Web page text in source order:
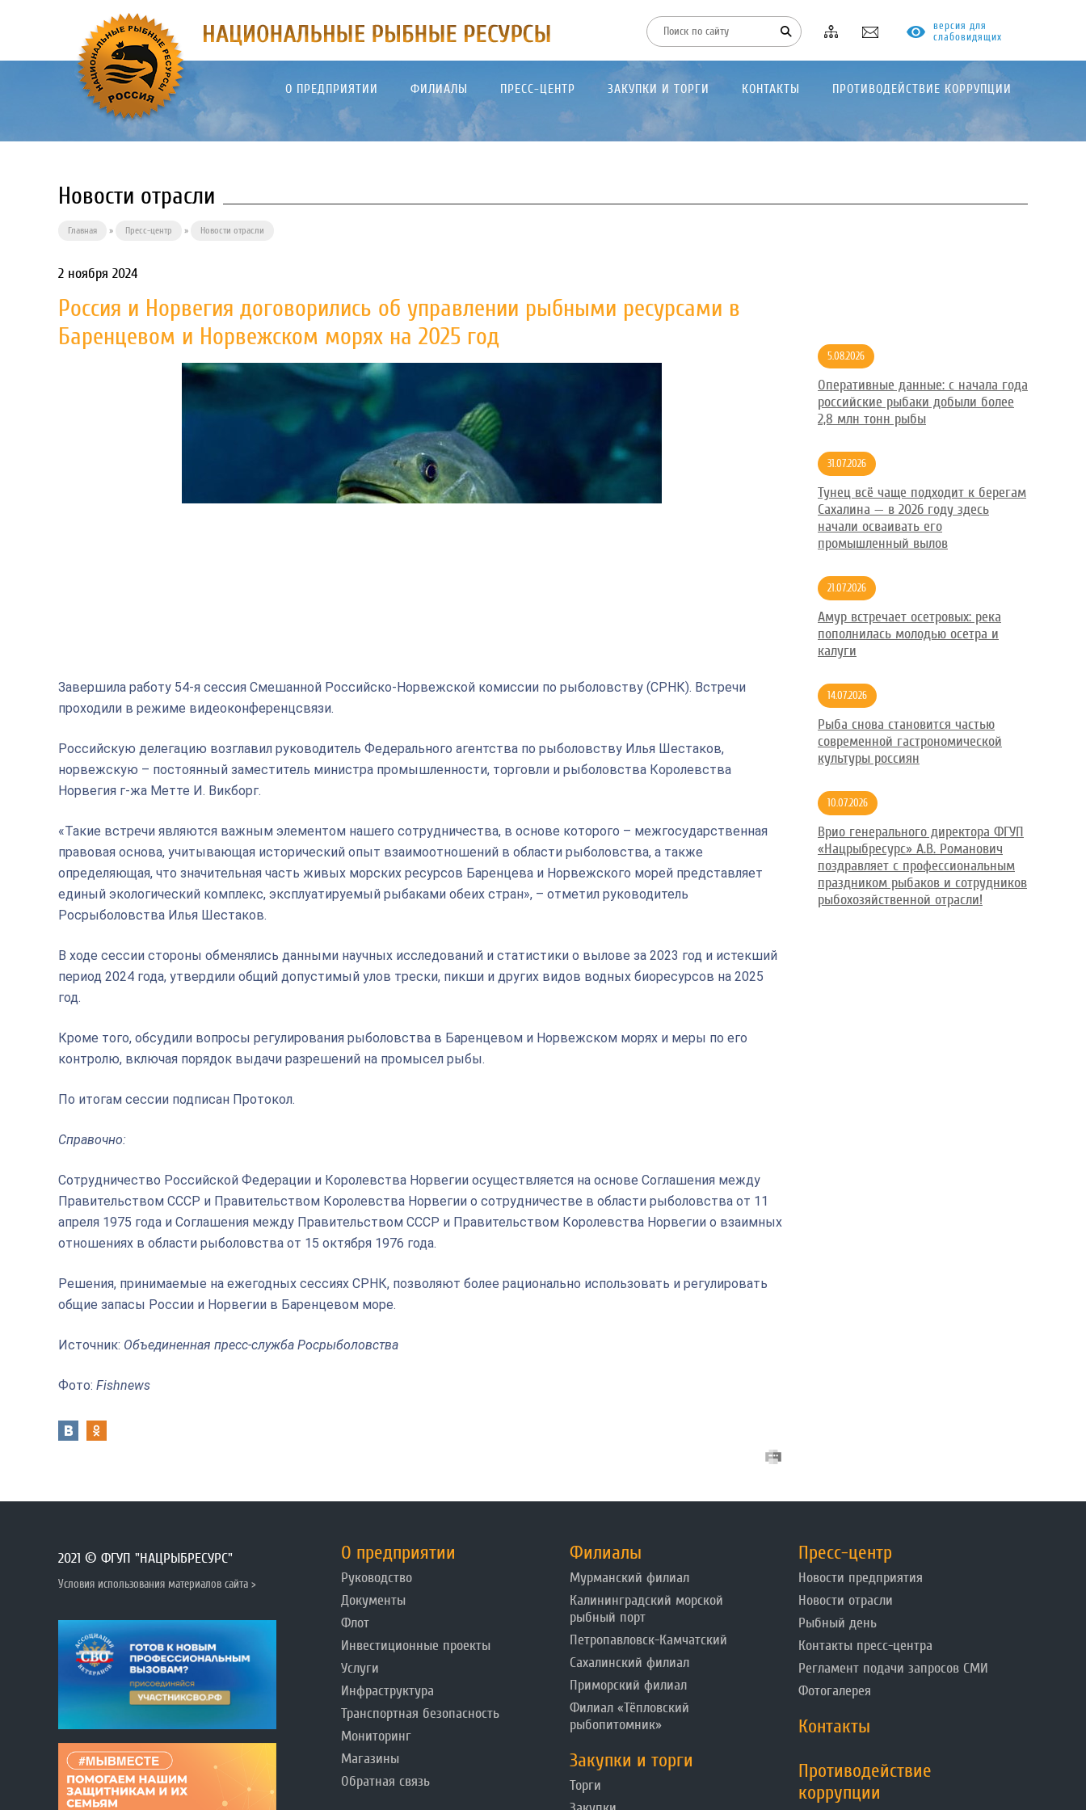
версия для
слабовидящих
О ПРЕДПРИЯТИИ ФИЛИАЛЫ ПРЕСС-ЦЕНТР ЗАКУПКИ И ТОРГИ КОНТАКТЫ ПРОТИВОДЕЙСТВИЕ КОРРУПЦИИ
Новости отрасли
Главная » Пресс-центр » Новости отрасли
2 ноября 2024
Россия и Норвегия договорились об управлении рыбными ресурсами в
Баренцевом и Норвежском морях на 2025 год
Завершила работу 54-я сессия Смешанной Российско-Норвежской комиссии по рыболовству (СРНК). Встречи
проходили в режиме видеоконференцсвязи.
Российскую делегацию возглавил руководитель Федерального агентства по рыболовству Илья Шестаков,
норвежскую – постоянный заместитель министра промышленности, торговли и рыболовства Королевства
Норвегия г-жа Метте И. Викборг.
«Такие встречи являются важным элементом нашего сотрудничества, в основе которого – межгосударственная
правовая основа, учитывающая исторический опыт взаимоотношений в области рыболовства, а также
определяющая, что значительная часть живых морских ресурсов Баренцева и Норвежского морей представляет
единый экологический комплекс, эксплуатируемый рыбаками обеих стран», – отметил руководитель
Росрыболовства Илья Шестаков.
В ходе сессии стороны обменялись данными научных исследований и статистики о вылове за 2023 год и истекший
период 2024 года, утвердили общий допустимый улов трески, пикши и других видов водных биоресурсов на 2025
год.
Кроме того, обсудили вопросы регулирования рыболовства в Баренцевом и Норвежском морях и меры по его
контролю, включая порядок выдачи разрешений на промысел рыбы.
По итогам сессии подписан Протокол.
Справочно:
Сотрудничество Российской Федерации и Королевства Норвегии осуществляется на основе Соглашения между
Правительством СССР и Правительством Королевства Норвегии о сотрудничестве в области рыболовства от 11
апреля 1975 года и Соглашения между Правительством СССР и Правительством Королевства Норвегии о взаимных
отношениях в области рыболовства от 15 октября 1976 года.
Решения, принимаемые на ежегодных сессиях СРНК, позволяют более рационально использовать и регулировать
общие запасы России и Норвегии в Баренцевом море.
Источник: Объединенная пресс-служба Росрыболовства
Фото: Fishnews
5.08.2026
Оперативные данные: с начала года
российские рыбаки добыли более
2,8 млн тонн рыбы
31.07.2026
Тунец всё чаще подходит к берегам
Сахалина — в 2026 году здесь
начали осваивать его
промышленный вылов
21.07.2026
Амур встречает осетровых: река
пополнилась молодью осетра и
калуги
14.07.2026
Рыба снова становится частью
современной гастрономической
культуры россиян
10.07.2026
Врио генерального директора ФГУП
«Нацрыбресурс» А.В. Романович
поздравляет с профессиональным
праздником рыбаков и сотрудников
рыбохозяйственной отрасли!
2021 © ФГУП "НАЦРЫБРЕСУРС"
Условия использования материалов сайта >
О предприятии
Руководство
Документы
Флот
Инвестиционные проекты
Услуги
Инфраструктура
Транспортная безопасность
Мониторинг
Магазины
Обратная связь
Филиалы
Мурманский филиал
Калининградский морской
рыбный порт
Петропавловск-Камчатский
Сахалинский филиал
Приморский филиал
Филиал «Тёпловский
рыбопитомник»
Закупки и торги
Торги
Пресс-центр
Новости предприятия
Новости отрасли
Рыбный день
Контакты пресс-центра
Регламент подачи запросов СМИ
Фотогалерея
Контакты
Противодействие
коррупции